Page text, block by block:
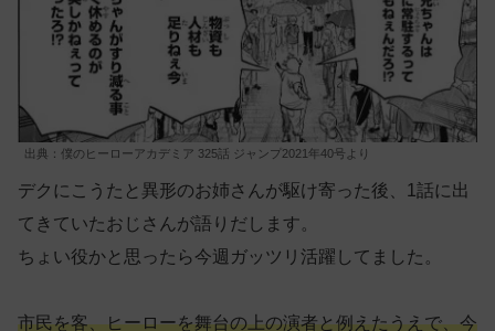
出典：僕のヒーローアカデミア 325話 ジャンプ2021年40号より
デクにこうたと異形のお姉さんが駆け寄った後、1話に出
てきていたおじさんが語りだします。
ちょい役かと思ったら今週ガッツリ活躍してました。
市民を客、ヒーローを舞台の上の演者と例えたうえで、今